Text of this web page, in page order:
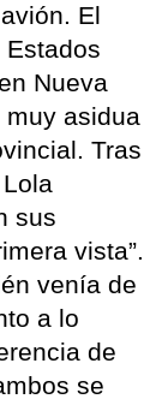
El
Nueva
muy asidua
Tras
sus
vista”.
venía de
a lo
de
se